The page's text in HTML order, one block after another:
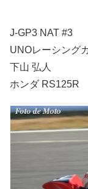
J-GP3 NAT #3
UNOレーシング
下山 弘人
ホンダ RS125R